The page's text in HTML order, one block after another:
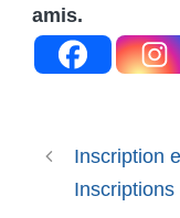
amis.
Inscription